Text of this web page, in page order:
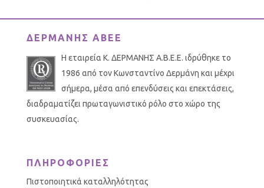
ΔΕΡΜΑΝΗΣ ΑΒΕΕ
Η εταιρεία Κ. ΔΕΡΜΑΝΗΣ Α.Β.Ε.Ε. ιδρύθηκε το
1986 από τον Κωνσταντίνο Δερμάνη και μέχρι
σήμερα, μέσα από επενδύσεις και επεκτάσεις,
διαδραματίζει πρωταγωνιστικό ρόλο στο χώρο της
συσκευασίας.
ΠΛΗΡΟΦΟΡΙΕΣ
Πιστοποιητικά καταλληλότητας